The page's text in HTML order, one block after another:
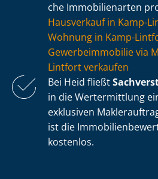
che Immobilienarten
Hausverkauf in Kamp-
Wohnung in Kamp-
Ge­wer­be­im­mo­bi­lie via
Lintfort verkaufen
Bei Heid fließt
in die Wertermittlung
exklusiven
ist die
kostenlos.